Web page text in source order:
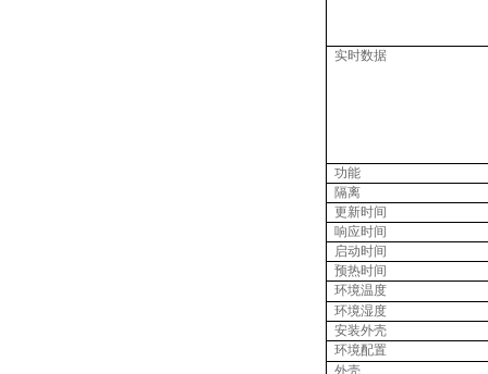
实时数据
功能
隔离
更新时间
响应时间
启动时间
预热时间
环境温度
环境湿度
安装外壳
环境配置
外壳